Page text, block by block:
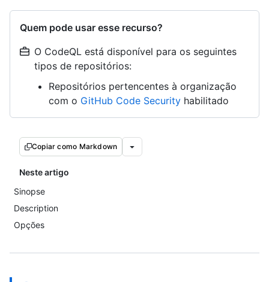
Quem pode usar esse recurso?
O CodeQL está disponível para os seguintes
tipos de repositórios:
Repositórios pertencentes à organização
com o GitHub Code Security habilitado
Copiar como Markdown
Neste artigo
Sinopse
Description
Opções